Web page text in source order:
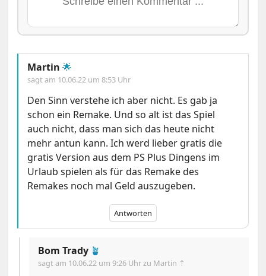
Martin 🌟
sagt am 10.06.22 um 8:53 Uhr
Den Sinn verstehe ich aber nicht. Es gab ja
schon ein Remake. Und so alt ist das Spiel
auch nicht, dass man sich das heute nicht
mehr antun kann. Ich werd lieber gratis die
gratis Version aus dem PS Plus Dingens im
Urlaub spielen als für das Remake des
Remakes noch mal Geld auszugeben.
Antworten
Bom Trady 🪴
sagt am 10.06.22 um 9:26 Uhrzu Martin ⇡